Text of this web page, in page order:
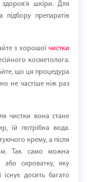
шкіри. Для
препаратів
з хорошої чистки
косметолога.
що ця процедура
не частіше ніж раз
чистки вона стане
їй потрібна вода.
крему, а після
Так само можна
або сироватку, яку
досить багато